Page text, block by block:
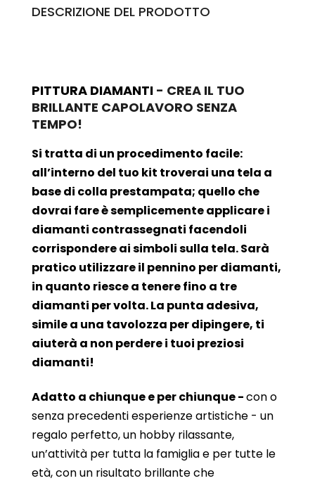
DESCRIZIONE DEL PRODOTTO
PITTURA DIAMANTI - CREA IL TUO
BRILLANTE CAPOLAVORO SENZA
TEMPO!
Si tratta di un procedimento facile:
all’interno del tuo kit troverai una tela a
base di colla prestampata; quello che
dovrai fare è semplicemente applicare i
diamanti contrassegnati facendoli
corrispondere ai simboli sulla tela. Sarà
pratico utilizzare il pennino per diamanti,
in quanto riesce a tenere fino a tre
diamanti per volta. La punta adesiva,
simile a una tavolozza per dipingere, ti
aiuterà a non perdere i tuoi preziosi
diamanti!
Adatto a chiunque e per chiunque -con o
senza precedenti esperienze artistiche - un
regalo perfetto, un hobby rilassante,
un’attività per tutta la famiglia e per tutte le
età, con un risultato brillante che